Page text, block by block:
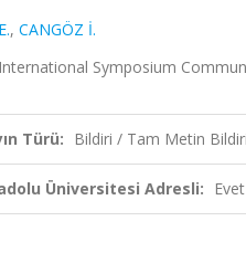
, CANGÖZ İ.
Symposium
Türü: Bildiri / Tam Metin Bildiri
Üniversitesi Adresli: Evet